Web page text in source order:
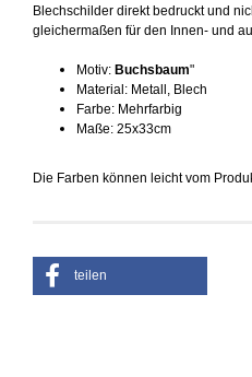
Blechschilder direkt bedruckt und
gleichermaßen für den Innen- und
Motiv: Buchsbaum"
Material: Metall, Blech
Farbe: Mehrfarbig
Maße: 25x33cm
Die Farben können leicht vom
teilen